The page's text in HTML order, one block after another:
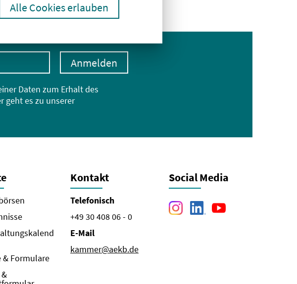
Alle Cookies erlauben
Daten zum Erhalt des
geht es zu unserer
Anmelden
& Formulare
Kontakt
Telefonisch
+49 30 408 06 - 0
E-Mail
kammer@aekb.de
Social Media